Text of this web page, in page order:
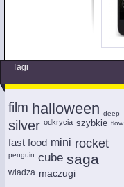
Tagi
film halloween deep
silver odkrycia szybkie flow
fast food mini rocket
penguin cube saga
władza maczugi